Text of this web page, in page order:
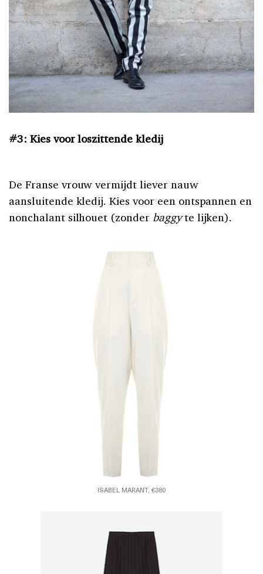
#3: Kies voor loszittende kledij
De Franse vrouw vermijdt liever nauw
aansluitende kledij. Kies voor een ontspannen en
nonchalant silhouet (zonder baggyte lijken).
ISABEL MARANT, €380